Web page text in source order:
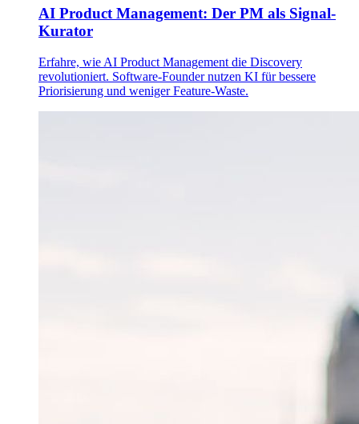
AI Product Management: Der PM als Signal-
Kurator
Erfahre, wie AI Product Management die Discovery
revolutioniert. Software-Founder nutzen KI für bessere
Priorisierung und weniger Feature-Waste.